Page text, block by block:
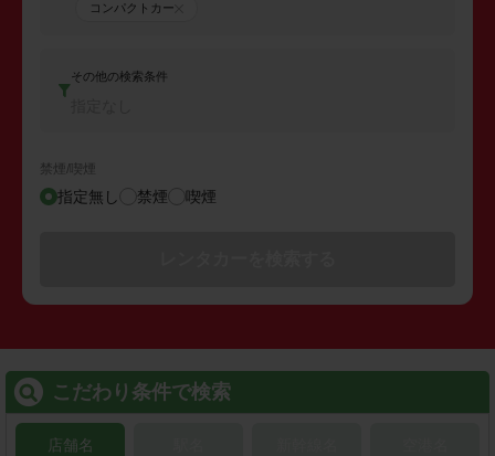
コンパクトカー
その他の検索条件
禁煙/喫煙
指定無し 禁煙 喫煙
こだわり条件で検索
店舗名